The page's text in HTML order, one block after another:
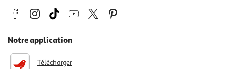
Notre application
Télécharger